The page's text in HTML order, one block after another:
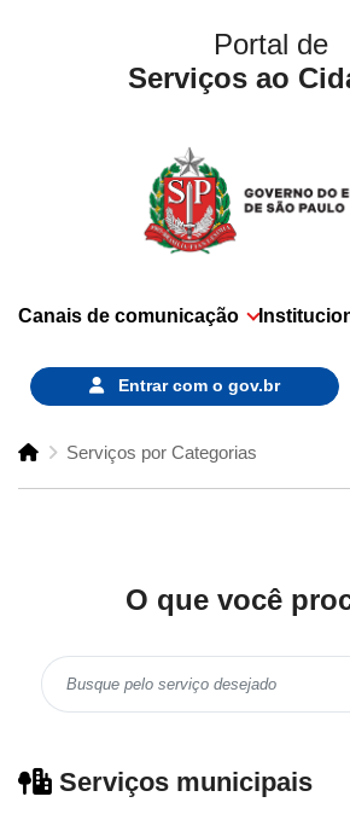
Portal de
Serviços ao
Canais de comunicação
Entrar com o gov.br
Serviços por Categorias
O que você
Serviços municipais